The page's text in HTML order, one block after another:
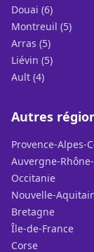
Douai (6)
Montreuil (5)
Arras (5)
Liévin (5)
Ault (4)
Autres
Provence-Alpes-
Auvergne-
Occitanie
Nouvelle-
Bretagne
Île-de-France
Corse